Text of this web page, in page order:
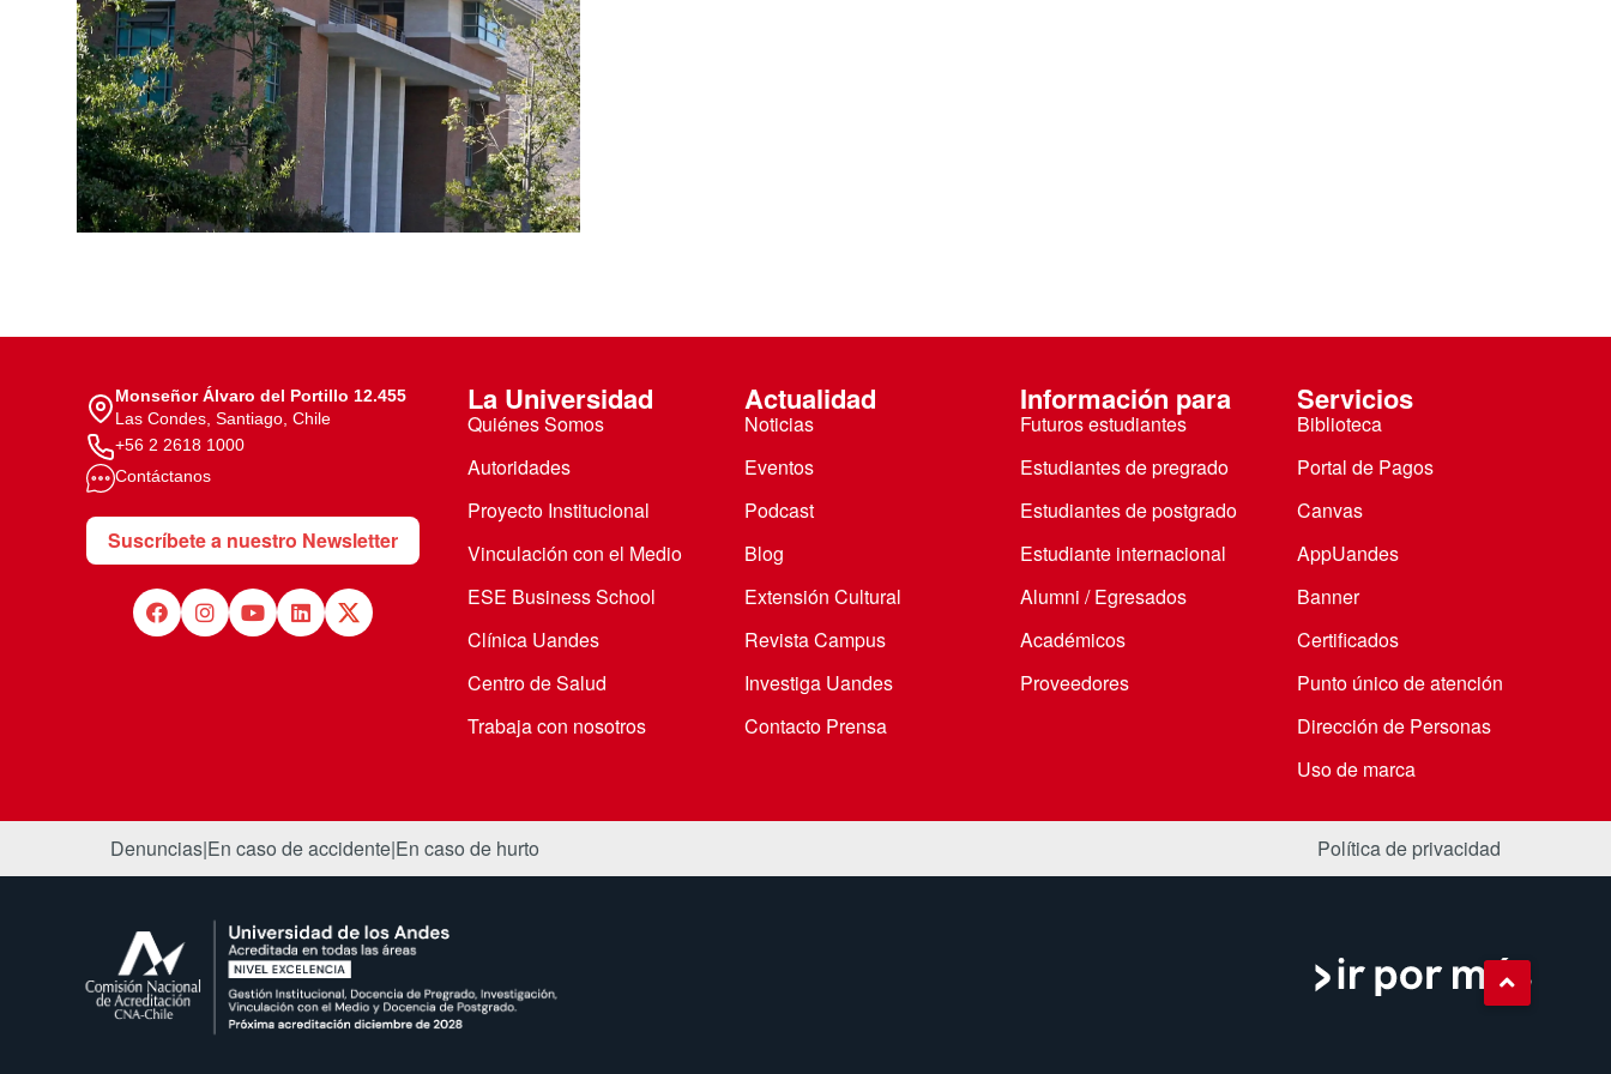
Te puede interesar:International studentsFacultades
Te puede interesar:Explora el campus Uandes Noticias estudiantiles
Monseñor Álvaro del Portillo 12.455
Las Condes, Santiago, Chile
+56 2 2618 1000
Contáctanos
Suscríbete a nuestro Newsletter
La Universidad
Quiénes Somos
Autoridades
Proyecto Institucional
Vinculación con el Medio
ESE Business School
Clínica Uandes
Centro de Salud
Trabaja con nosotros
Actualidad
Noticias
Eventos
Podcast
Blog
Extensión Cultural
Revista Campus
Investiga Uandes
Contacto Prensa
Información para
Futuros estudiantes
Estudiantes de pregrado
Estudiantes de postgrado
Estudiante internacional
Alumni / Egresados
Académicos
Proveedores
Servicios
Biblioteca
Portal de Pagos
Canvas
AppUandes
Banner
Certificados
Punto único de atención
Dirección de Personas
Uso de marca
Denuncias|En caso de accidente|En caso de hurto Política de privacidad